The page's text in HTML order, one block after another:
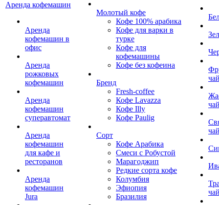
Аренда кофемашин
Аренда
кофемашин в
офис
Аренда
рожковых
кофемашин
Аренда
кофемашин
суперавтомат
Аренда
кофемашин
для кафе и
ресторанов
Аренда
кофемашин
Jura
Молотый кофе
Кофе 100% арабика
Кофе для варки в
турке
Кофе для
кофемашины
Кофе без кофеина
Бренд
Fresh-coffee
Кофе Lavazza
Кофе Illy
Кофе Paulig
Сорт
Кофе Арабика
Смеси с Робустой
Марагоджип
Редкие сорта кофе
Колумбия
Эфиопия
Бразилия